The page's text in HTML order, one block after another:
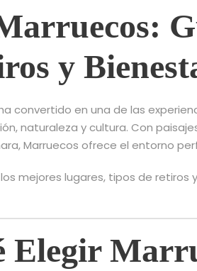
y
convertido en una de las
naturaleza y cultura. Con
Marruecos ofrece el entorno
mejores lugares, tipos de retiros
Elegir